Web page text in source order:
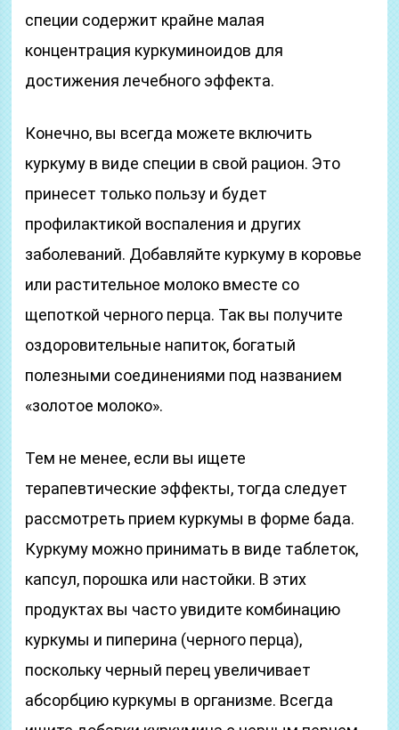
специи содержит крайне малая
концентрация куркуминоидов для
достижения лечебного эффекта.
Конечно, вы всегда можете включить
куркуму в виде специи в свой рацион. Это
принесет только пользу и будет
профилактикой воспаления и других
заболеваний. Добавляйте куркуму в коровье
или растительное молоко вместе со
щепоткой черного перца. Так вы получите
оздоровительные напиток, богатый
полезными соединениями под названием
«золотое молоко».
Тем не менее, если вы ищете
терапевтические эффекты, тогда следует
рассмотреть прием куркумы в форме бада.
Куркуму можно принимать в виде таблеток,
капсул, порошка или настойки. В этих
продуктах вы часто увидите комбинацию
куркумы и пиперина (черного перца),
поскольку черный перец увеличивает
абсорбцию куркумы в организме. Всегда